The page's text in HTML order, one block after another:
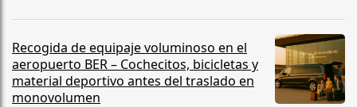
Recogida de equipaje voluminoso en el
aeropuerto BER – Cochecitos, bicicletas y
material deportivo antes del traslado en
monovolumen